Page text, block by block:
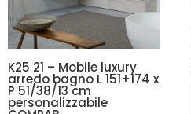
K25 21 – Mobile luxury
arredo bagno L 151+174 x
P 51/38/13 cm
personalizzabile